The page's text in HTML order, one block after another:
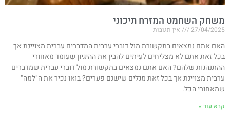
משחק השחמט המזרח תיכוני
27/04/2025 אין תגובות
האם אתם נמצאים בתקשורת מול דוברי ערבית המדברים עברית מצויינת אך
בכל זאת אתם לא מצליחים לעיתים להבין את ההיגיון שעומד מאחורי
ההתנהגות שלהם? האם אתם נמצאים בתקשורת מול דוברי עברית שמדברים
ערבית מצויינת אך בכל זאת מגלים שישנם פערים? בואו נכיר את ה"למה"
שמאחורי הכל.
קרא עוד »